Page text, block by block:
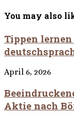
You may also
Tippen
April 6, 2026
Aktie nach